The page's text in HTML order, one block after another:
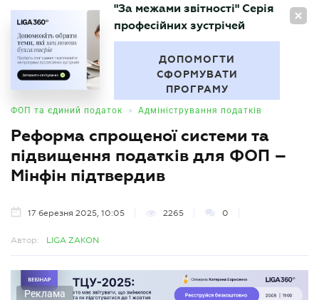
UA
БУХГАЛТЕР
"За межами звітності" Серія
професійних зустрічей
ДОПОМОГТИ
СФОРМУВАТИ
ПРОГРАМУ
ФОП та єдиний податок • Адміністрування податків
Реформа спрощеної системи та
підвищення податків для ФОП –
Мінфін підтвердив
17 березня 2025, 10:05 2265 0
Автор: LIGA ZAKON
Реклама